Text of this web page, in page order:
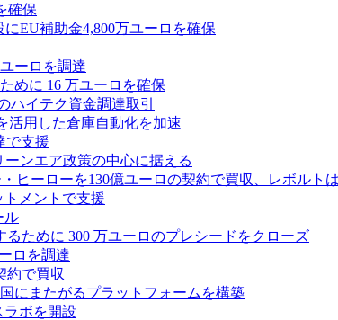
確保
EU補助金4,800万ユーロを確保
ーロを調達
めに 16 万ユーロを確保
ハイテク資金調達取引
活用した倉庫自動化を加速
で支援
ンエア政策の中心に据える
ヒーローを130億ユーロの契約で買収、レボルト
トメントで支援
ル
るために 300 万ユーロのプレシードをクローズ
ロを調達
約で買収
にまたがるプラットフォームを構築
ラボを開設